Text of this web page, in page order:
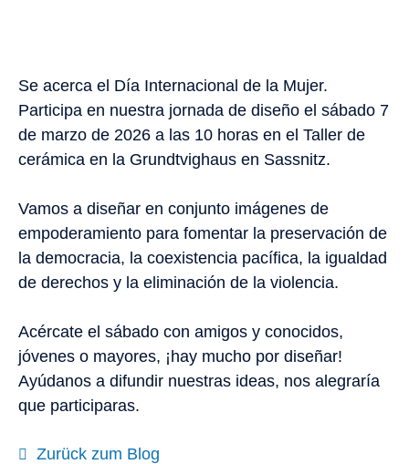
Se acerca el Día Internacional de la Mujer.
Participa en nuestra jornada de diseño el sábado 7
de marzo de 2026 a las 10 horas en el Taller de
cerámica en la Grundtvighaus en Sassnitz.
Vamos a diseñar en conjunto imágenes de
empoderamiento para fomentar la preservación de
la democracia, la coexistencia pacífica, la igualdad
de derechos y la eliminación de la violencia.
Acércate el sábado con amigos y conocidos,
jóvenes o mayores, ¡hay mucho por diseñar!
Ayúdanos a difundir nuestras ideas, nos alegraría
que participaras.
Zurück zum Blog